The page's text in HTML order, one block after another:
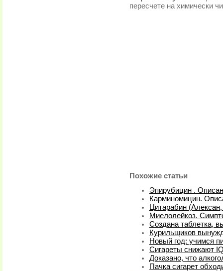
пересчете на химически
Похожие статьи
Эпирубицин .
Карминомицин.
Цитарабин
Миелолейкоз.
Создана таблетка,
Курильщиков
Новый год: учимся
Сигареты снижают
Доказано, что
Пачка сигарет